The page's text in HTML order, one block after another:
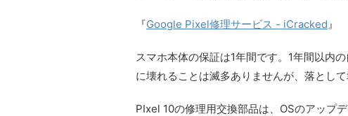
『Google Pixel修理サービス - iCracked』
スマホ本体の保証は1年間です。1年間以内
に壊れることは滅多ありませんが、落とし
PIxel 10の修理用交換部品は、OSのアップ